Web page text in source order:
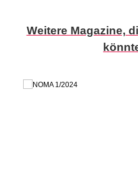
Produktgalerie überspringen
Weitere Magazine,